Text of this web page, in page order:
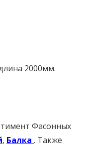
2000мм.
Фасонных
, Балка . Также